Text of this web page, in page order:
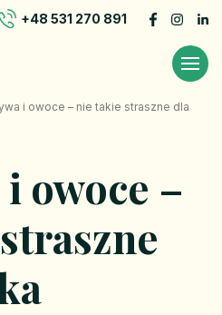
+48 531 270 891
i owoce – nie takie straszne dla
owoce –